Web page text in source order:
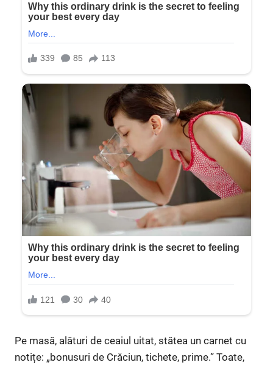
Pe masă, alături de ceaiul uitat, stătea un carnet cu
notițe: „bonusuri de Crăciun, tichete, prime.” Toate,